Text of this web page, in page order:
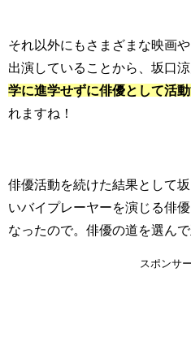
それ以外にもさまざまな映画
出演していることから、坂口
学に進学せずに俳優として活
れますね！
俳優活動を続けた結果として
いバイプレーヤーを演じる俳
なったので。俳優の道を選ん
スポンサ